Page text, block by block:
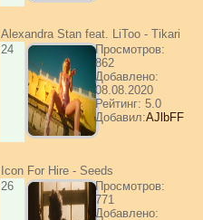
Alexandra Stan feat. LiToo - Tikari
24
Просмотров:
862
Добавлено:
08.08.2020
Рейтинг: 5.0
Добавил:AJlbFF
Icon For Hire - Seeds
26
Просмотров:
771
Добавлено: